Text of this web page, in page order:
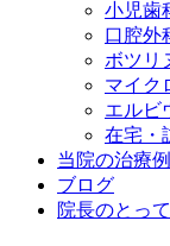
小児歯
口腔外
ボツリ
マイク
エルビ
在宅・
当院の治療
ブログ
院長のとっ